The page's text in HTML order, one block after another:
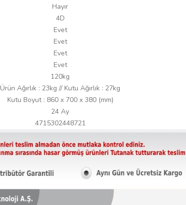
Hayır
4D
Evet
Evet
Evet
Evet
120kg
Ürün Ağırlık : 23kg // Kutu Ağırlık : 27kg
Kutu Boyut : 860 x 700 x 380 (mm)
24 Ay
4715302448721